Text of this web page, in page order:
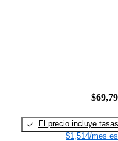
El precio incluye tasas
$1,514/mes